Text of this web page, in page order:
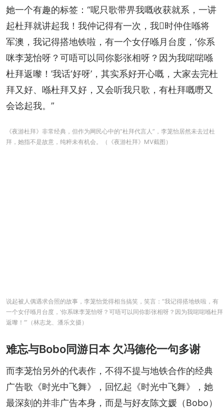
她一个有趣的标签：“呢只歌带畀我嘅收获就系，一讲
起杜拜就讲起我！我仲记得有一次，我𠮶时仲住喺将
军澳，我记得搭地铁啦，有一个女仔喺月台度，‘你系
咪李茏怡呀？可唔可以同你影张相呀？因为我啱啱喺
杜拜返嚟！’我话‘好呀’，其实系好开心嘅，大家去完杜
拜又好、喺杜拜又好，又会听我只歌，有杜拜嘅嘢又
会谂起我。”
《夜游杜拜》非常经典，但作为网民心中的“杜拜代言人”，李茏怡居然未去过杜
拜，她指不是故意，纯粹未有机会。（《夜游杜拜》MV截图）
说起被人偶遇求合照的故事，李茏怡觉得相当搞笑，笑言：“我记得搭地铁啦，有
一个女仔喺月台度，‘你系咪李茏怡呀？可唔可以同你影张相呀？因为我啱啱喺杜拜
返嚟！’”（林志龙、潘乐文摄）
难忘与Bobo同游日本 欠冯德伦一句多谢
而李茏怡另外的代表作，不得不提与地铁合作的经典
广告歌《时光中飞舞》，回忆起《时光中飞舞》，她
最深刻的并非广告本身，而是与好友陈文媛（Bobo）